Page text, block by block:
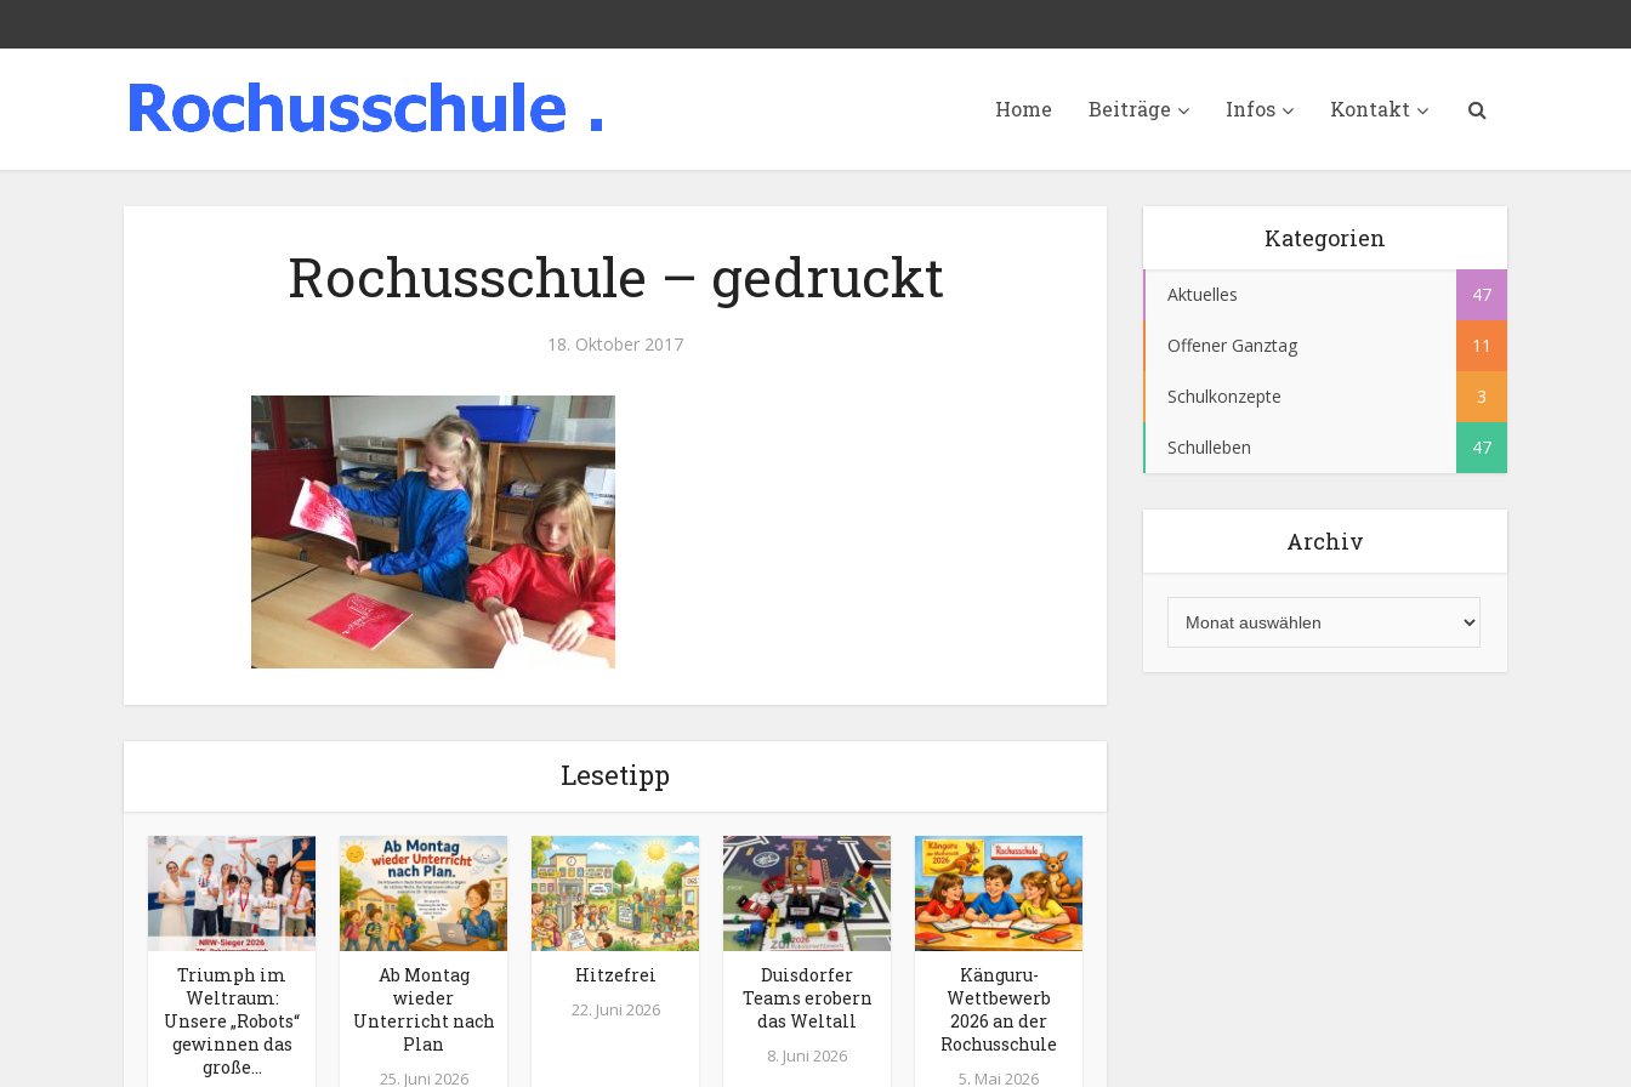
Home Beiträge Infos Kontakt
Rochusschule – gedruckt
18. Oktober 2017
Lesetipp
Triumph im
Weltraum:
Unsere „Robots“
gewinnen das
große...
Ab Montag
wieder
Unterricht nach
Plan
25. Juni 2026
Hitzefrei
22. Juni 2026
Duisdorfer
Teams erobern
das Weltall
8. Juni 2026
Känguru-
Wettbewerb
2026 an der
Rochusschule
5. Mai 2026
Kategorien
Aktuelles 47
Offener Ganztag 11
Schulkonzepte 3
Schulleben 47
Archiv